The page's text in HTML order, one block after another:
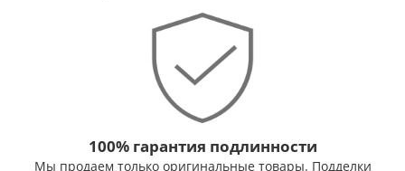
100% гарантия подлинности
Мы продаем только оригинальные товары. Подделки